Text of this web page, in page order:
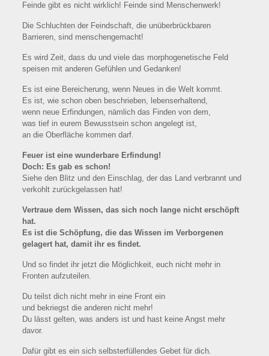
Feinde gibt es nicht wirklich! Feinde sind Menschenwerk!
Die Schluchten der Feindschaft, die unüberbrückbaren
Barrieren, sind menschengemacht!
Es wird Zeit, dass du und viele das morphogenetische Feld
speisen mit anderen Gefühlen und Gedanken!
Es ist eine Bereicherung, wenn Neues in die Welt kommt.
Es ist, wie schon oben beschrieben, lebenserhaltend,
wenn neue Erfindungen, nämlich das Finden von dem,
was tief in eurem Bewusstsein schon angelegt ist,
an die Oberfläche kommen darf.
Feuer ist eine wunderbare Erfindung!
Doch: Es gab es schon!
Siehe den Blitz und den Einschlag, der das Land verbrannt und
verkohlt zurückgelassen hat!
Vertraue dem Wissen, das sich noch lange nicht erschöpft
hat.
Es ist die Schöpfung, die das Wissen im Verborgenen
gelagert hat, damit ihr es findet.
Und so findet ihr jetzt die Möglichkeit, euch nicht mehr in
Fronten aufzuteilen.
Du teilst dich nicht mehr in eine Front ein
und bekriegst die anderen nicht mehr!
Du lässt gelten, was anders ist und hast keine Angst mehr
davor.
Dafür gibt es ein sich selbsterfüllendes Gebet für dich.